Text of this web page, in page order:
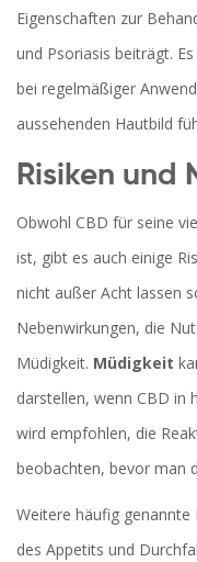
Eigenschaften zur
und Psoriasis beiträgt.
bei regelmäßiger
aussehenden Hautbild
Risiken und
Obwohl CBD für seine
ist, gibt es auch einige
nicht außer Acht lassen
Nebenwirkungen, die
Müdigkeit. Müdigkeit
darstellen, wenn CBD in
wird empfohlen, die
beobachten, bevor man
Weitere häufig genannte
des Appetits und